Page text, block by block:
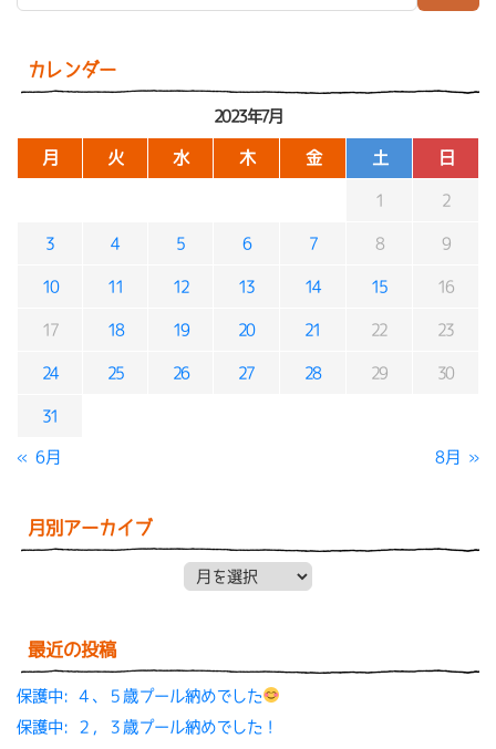
カレンダー
2023年7月
月 火 水 木 金 土 日
1 2
3 4 5 6 7 8 9
10 11 12 13 14 15 16
17 18 19 20 21 22 23
24 25 26 27 28 29 30
31
« 6月 8月 »
月別アーカイブ
最近の投稿
保護中: ４、５歳プール納めでした
保護中: ２，３歳プール納めでした！